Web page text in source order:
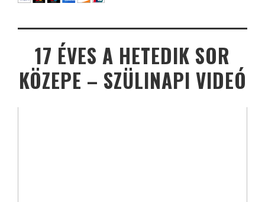
17 ÉVES A HETEDIK SOR
KÖZEPE – SZÜLINAPI VIDEÓ